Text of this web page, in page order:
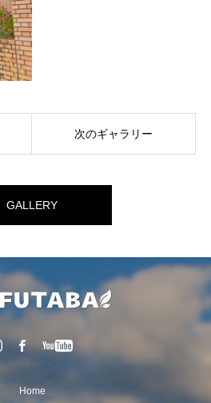
次のギャラリー
GALLERY
Home